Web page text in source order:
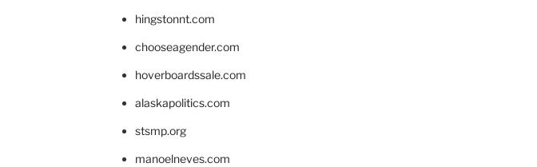
hingstonnt.com
chooseagender.com
hoverboardssale.com
alaskapolitics.com
stsmp.org
manoelneves.com